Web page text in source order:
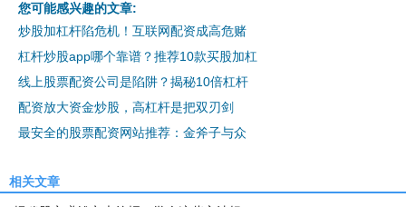
您可能感兴趣的文章:
炒股加杠杆陷危机！互联网配资成高危赌
杠杆炒股app哪个靠谱？推荐10款买股加杠
线上股票配资公司是陷阱？揭秘10倍杠杆
配资放大资金炒股，高杠杆是把双刃剑
最安全的股票配资网站推荐：金斧子与众
相关文章